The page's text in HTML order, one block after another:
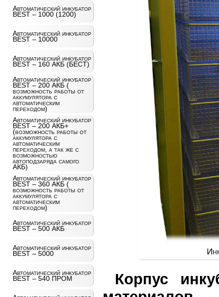
Автоматический инкубатор
BEST – 1000 (1200)
Автоматический инкубатор
BEST – 10000
Автоматический инкубатор
BEST – 160 АКБ (БЕСТ)
Автоматический инкубатор
BEST – 200 АКБ (
возможность работы от
аккумулятора с
автоматическим
переходом)
Автоматический инкубатор
BEST – 200 АКБ+
(возможность работы от
аккумулятора с
автоматическим
переходом, а так же с
возможностью
автоподзаряда самого
АКБ)
Автоматический инкубатор
BEST – 360 АКБ (
возможность работы от
аккумулятора с
автоматическим
переходом)
Автоматический инкубатор
BEST – 500 АКБ
Автоматический инкубатор
BEST – 5000
Автоматический инкубатор
BEST – 540 ПРОМ
Корпус